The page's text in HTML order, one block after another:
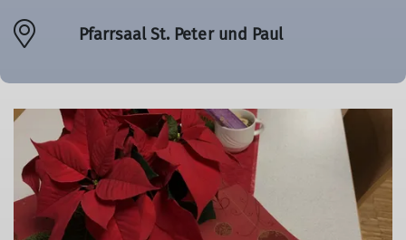
Pfarrsaal St. Peter und Paul